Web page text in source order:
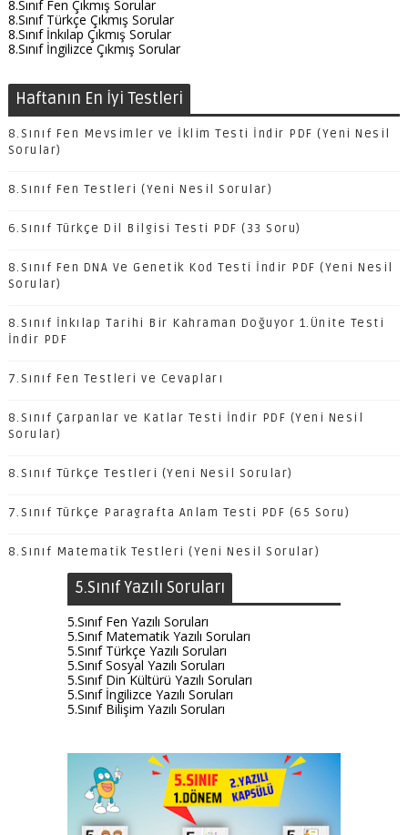
8.Sınıf Fen Çıkmış Sorular
8.Sınıf Türkçe Çıkmış Sorular
8.Sınıf İnkılap Çıkmış Sorular
8.Sınıf İngilizce Çıkmış Sorular
Haftanın En İyi Testleri
8.Sınıf Fen Mevsimler ve İklim Testi İndir PDF (Yeni Nesil
Sorular)
8.Sınıf Fen Testleri (Yeni Nesil Sorular)
6.Sınıf Türkçe Dil Bilgisi Testi PDF (33 Soru)
8.Sınıf Fen DNA Ve Genetik Kod Testi İndir PDF (Yeni Nesil
Sorular)
8.Sınıf İnkılap Tarihi Bir Kahraman Doğuyor 1.Ünite Testi
İndir PDF
7.Sınıf Fen Testleri ve Cevapları
8.Sınıf Çarpanlar ve Katlar Testi İndir PDF (Yeni Nesil
Sorular)
8.Sınıf Türkçe Testleri (Yeni Nesil Sorular)
7.Sınıf Türkçe Paragrafta Anlam Testi PDF (65 Soru)
8.Sınıf Matematik Testleri (Yeni Nesil Sorular)
5.Sınıf Yazılı Soruları
5.Sınıf Fen Yazılı Soruları
5.Sınıf Matematik Yazılı Soruları
5.Sınıf Türkçe Yazılı Soruları
5.Sınıf Sosyal Yazılı Soruları
5.Sınıf Din Kültürü Yazılı Soruları
5.Sınıf İngilizce Yazılı Soruları
5.Sınıf Bilişim Yazılı Soruları